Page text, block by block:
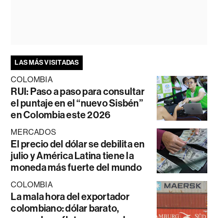
LAS MÁS VISITADAS
COLOMBIA
RUI: Paso a paso para consultar
el puntaje en el “nuevo Sisbén”
en Colombia este 2026
MERCADOS
El precio del dólar se debilita en
julio y América Latina tiene la
moneda más fuerte del mundo
COLOMBIA
La mala hora del exportador
colombiano: dólar barato,